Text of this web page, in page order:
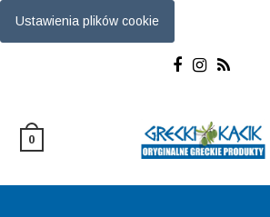
Ustawienia plików cookie
0